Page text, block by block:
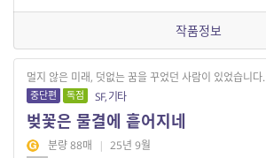
작품정보
멀지 않은 미래, 덧없는 꿈을 꾸었던 사람이 있었습니다.
중단편 독점 SF, 기타
벚꽃은 물결에 흩어지네
분량 88매 | 25년 9월